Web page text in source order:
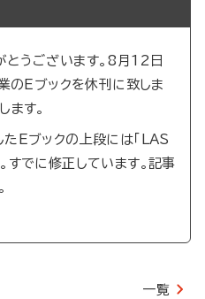
うございます。8月12日
のEブックを休刊に致しま
ます。
Eブックの上段には「LAS
すでに修正しています。記事
一覧